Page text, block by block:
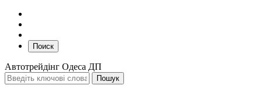
Поиск
Автотрейдінг Одеса ДП